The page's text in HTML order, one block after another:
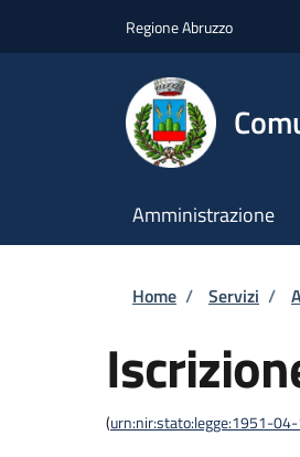
Regione Abruzzo
Amministrazione
Briciole
Home / Servizi /
(urn:nir:stato:legge:1951-